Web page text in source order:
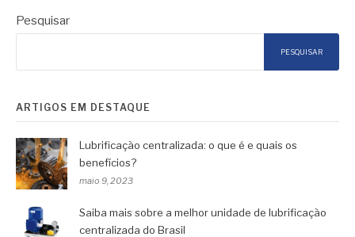
Pesquisar
PESQUISAR
ARTIGOS EM DESTAQUE
Lubrificação centralizada: o que é e quais os
benefícios?
maio 9, 2023
Saiba mais sobre a melhor unidade de lubrificação
centralizada do Brasil